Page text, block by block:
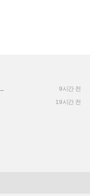
9시간 전
19시간 전